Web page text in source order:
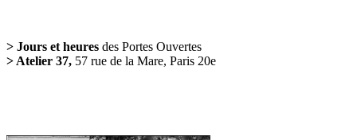
> Jours et heures des Portes Ouvertes
> Atelier 37, 57 rue de la Mare, Paris 20e